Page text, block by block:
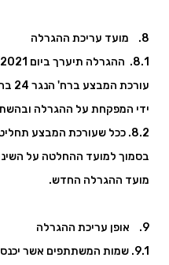
8. מועד עריכת ההגרלה
ידי המפקחת על ההגרלה
8.2. ככל שעורכת המבצע
בסמוך למועד ההחלטה על
מועד ההגרלה החדש.
9. אופן עריכת ההגרלה
9.1. שמות המשתתפים אשר